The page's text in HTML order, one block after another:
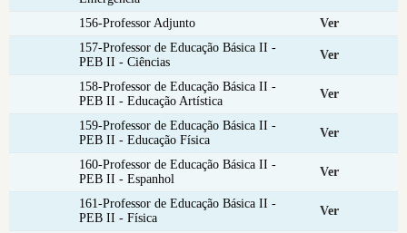
156-Professor Adjunto
Ver
157-Professor de Educação Básica II -
PEB II - Ciências
Ver
158-Professor de Educação Básica II -
PEB II - Educação Artística
Ver
159-Professor de Educação Básica II -
PEB II - Educação Física
Ver
160-Professor de Educação Básica II -
PEB II - Espanhol
Ver
161-Professor de Educação Básica II -
PEB II - Física
Ver